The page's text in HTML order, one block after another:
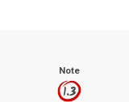
Note
1.3